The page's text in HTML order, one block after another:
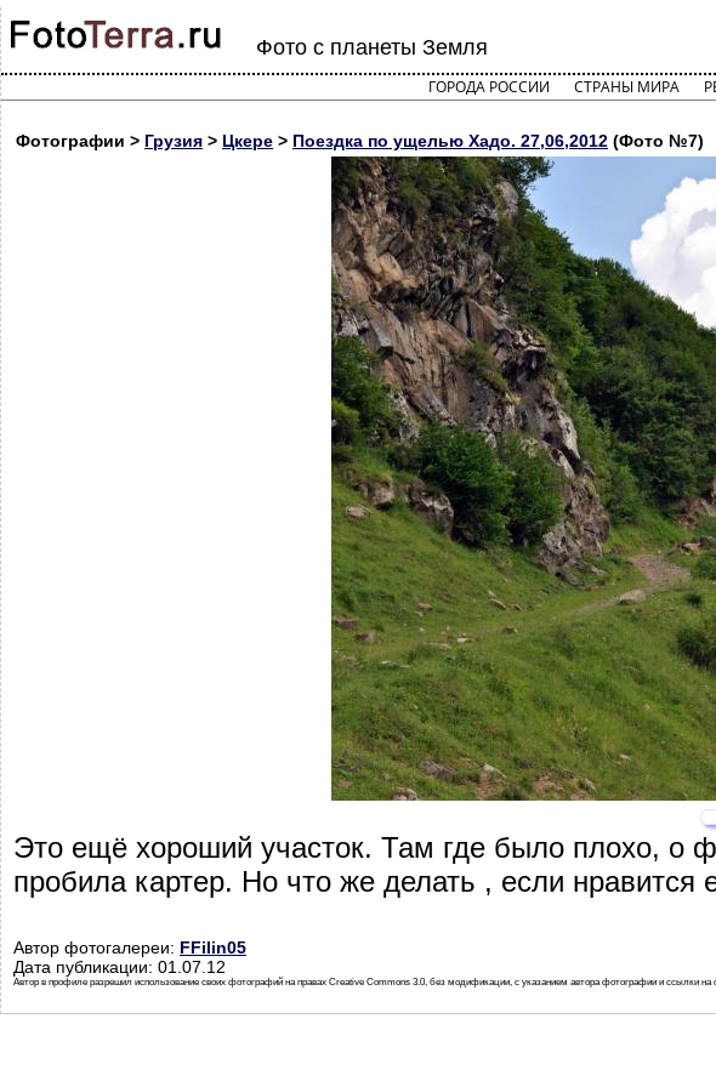
Фото с планеты Земля
ГОРОДА РОССИИ СТРАНЫ МИРА
Фотографии > Грузия > Цкере > Поездка по ущелью Хадо. 27,06,2012 (Фото №7)
Это ещё хороший участок. Там где было плохо, о
пробила картер. Но что же делать , если нравится
Автор фотогалереи: FFilin05
Дата публикации: 01.07.12
Автор в профиле разрешил использование своих фотографий на правах Creative Commons 3.0, без модификации, с указанием автора фотографии и ссылки на